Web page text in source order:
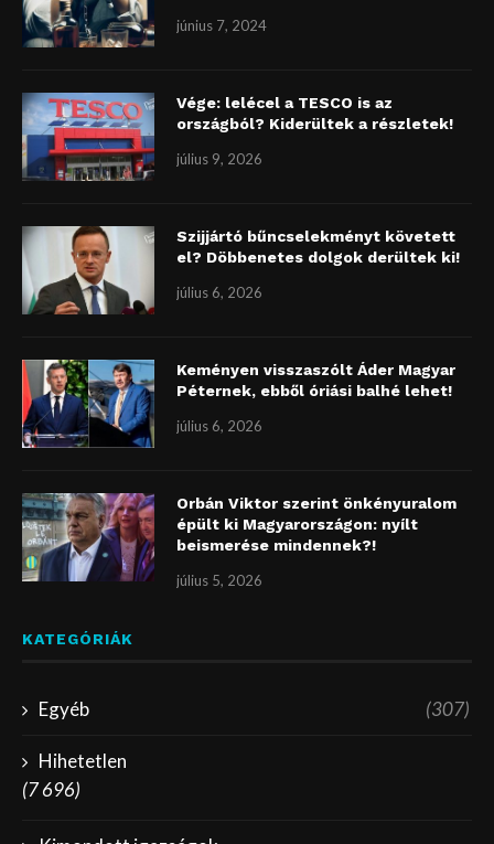
június 7, 2024
Vége: lelécel a TESCO is az
országból? Kiderültek a részletek!
július 9, 2026
Szijjártó bűncselekményt követett
el? Döbbenetes dolgok derültek ki!
július 6, 2026
Keményen visszaszólt Áder Magyar
Péternek, ebből óriási balhé lehet!
július 6, 2026
Orbán Viktor szerint önkényuralom
épült ki Magyarországon: nyílt
beismerése mindennek?!
július 5, 2026
KATEGÓRIÁK
Egyéb (307)
Hihetetlen
(7 696)